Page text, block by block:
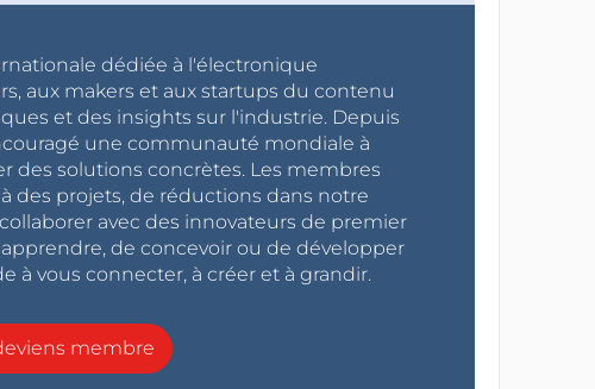
dédiée à l'électronique
aux makers et aux startups du contenu
et des insights sur l'industrie. Depuis
une communauté mondiale à
des solutions concrètes. Les membres
des projets, de réductions dans notre
avec des innovateurs de premier
de concevoir ou de développer
à vous connecter, à créer et à grandir.
membre